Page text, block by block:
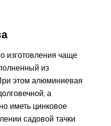
изготовления чаще
из
этом алюминиевая
а
иметь цинковое
садовой тачки